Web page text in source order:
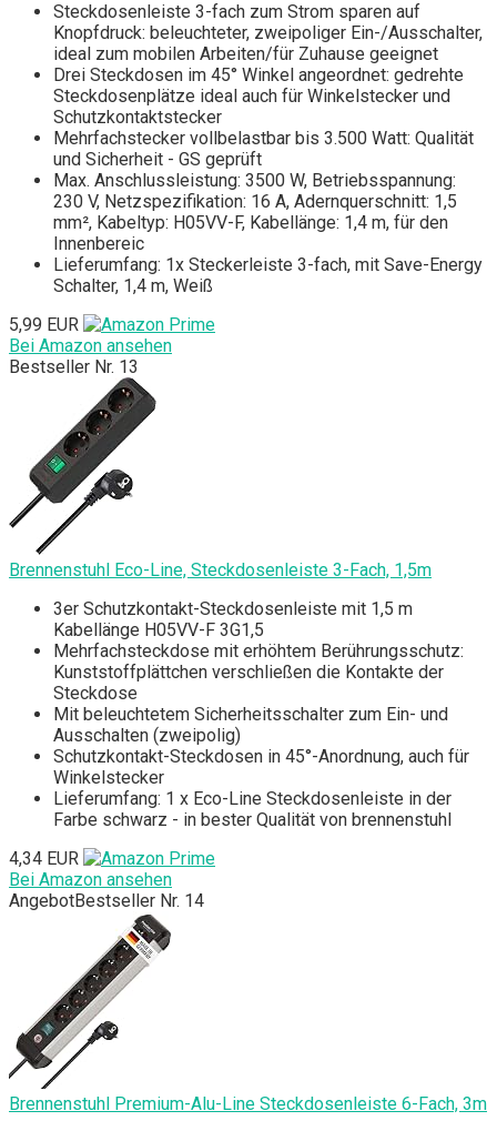
Steckdosenleiste 3-fach zum Strom sparen auf
Knopfdruck: beleuchteter, zweipoliger Ein-/Ausschalter,
ideal zum mobilen Arbeiten/für Zuhause geeignet
Drei Steckdosen im 45° Winkel angeordnet: gedrehte
Steckdosenplätze ideal auch für Winkelstecker und
Schutzkontaktstecker
Mehrfachstecker vollbelastbar bis 3.500 Watt: Qualität
und Sicherheit - GS geprüft
Max. Anschlussleistung: 3500 W, Betriebsspannung:
230 V, Netzspezifikation: 16 A, Adernquerschnitt: 1,5
mm², Kabeltyp: H05VV-F, Kabellänge: 1,4 m, für den
Innenbereic
Lieferumfang: 1x Steckerleiste 3-fach, mit Save-Energy
Schalter, 1,4 m, Weiß
5,99 EUR
Bei Amazon ansehen
Bestseller Nr. 13
Brennenstuhl Eco-Line, Steckdosenleiste 3-Fach, 1,5m
3er Schutzkontakt-Steckdosenleiste mit 1,5 m
Kabellänge H05VV-F 3G1,5
Mehrfachsteckdose mit erhöhtem Berührungsschutz:
Kunststoffplättchen verschließen die Kontakte der
Steckdose
Mit beleuchtetem Sicherheitsschalter zum Ein- und
Ausschalten (zweipolig)
Schutzkontakt-Steckdosen in 45°-Anordnung, auch für
Winkelstecker
Lieferumfang: 1 x Eco-Line Steckdosenleiste in der
Farbe schwarz - in bester Qualität von brennenstuhl
4,34 EUR
Bei Amazon ansehen
AngebotBestseller Nr. 14
Brennenstuhl Premium-Alu-Line Steckdosenleiste 6-Fach, 3m